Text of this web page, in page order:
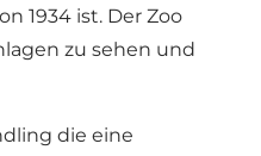
1934 ist. Der Zoo
zu sehen und
die eine